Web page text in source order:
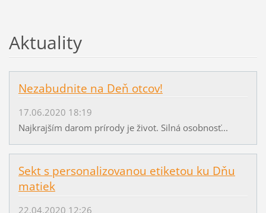
Aktuality
Nezabudnite na Deň otcov!
17.06.2020 18:19
Najkrajším darom prírody je život. Silná osobnosť...
Sekt s personalizovanou etiketou ku Dňu
matiek
22.04.2020 12:26